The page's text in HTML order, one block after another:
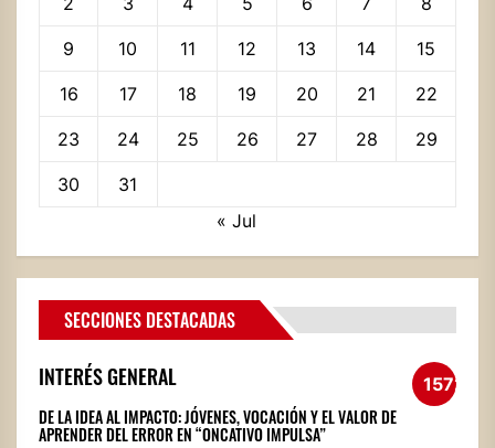
9 10 11 12 13 14 15
16 17 18 19 20 21 22
23 24 25 26 27 28 29
30
31
« Jul
SECCIONES DESTACADAS
INTERÉS GENERAL 1572
DE LA IDEA AL IMPACTO: JÓVENES, VOCACIÓN Y EL VALOR DE
APRENDER DEL ERROR EN “ONCATIVO IMPULSA”